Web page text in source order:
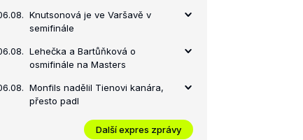
Knutsonová je ve Varšavě v
semifinále
Lehečka a Bartůňková o
osmifinále na Masters
Monfils nadělil Tienovi kanára,
přesto padl
Další expres zprávy